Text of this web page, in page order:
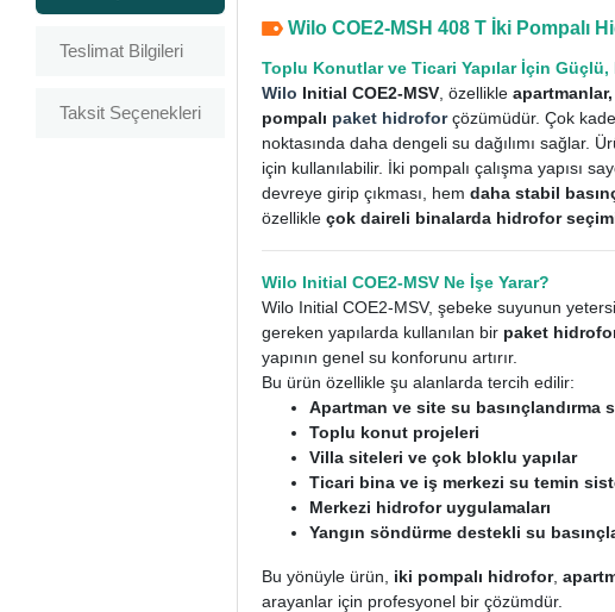
Teslimat Bilgileri
Taksit Seçenekleri
Wilo COE2-MSH 408 T İki Pompalı
Toplu Konutlar ve Ticari Yapılar İçin
Wilo Initial COE2-MSV , özellikle
pompalı paket hidroforçözümüdür. Çok
noktasında daha dengeli su dağılımı sağlar.
için kullanılabilir. İki pompalı çalışma yapısı
devreye girip çıkması, hemdaha stabil
özellikleçok daireli binalarda hidrofor
Wilo Initial COE2-MSV Ne İşe Yarar?
Wilo Initial COE2-MSV, şebeke suyunun
gereken yapılarda kullanılan bir paket
yapının genel su konforunu artırır.
Bu ürün özellikle şu alanlarda tercih edilir:
Apartman ve site su basınçlandırma
Toplu konut projeleri
Villa siteleri ve çok bloklu yapılar
Ticari bina ve iş merkezi su temin
Merkezi hidrofor uygulamaları
Yangın söndürme destekli su
Bu yönüyle ürün, iki pompalı hidrofor,
arayanlar için profesyonel bir çözümdür.